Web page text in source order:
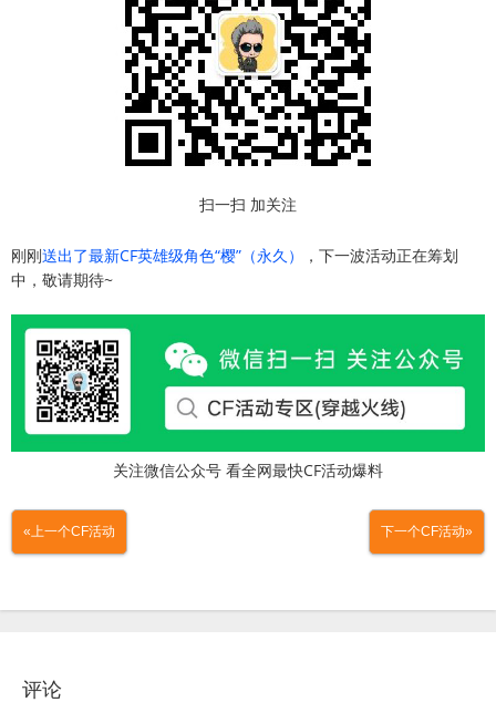
扫一扫 加关注
刚刚送出了最新CF英雄级角色“樱”（永久）
，下一波活动正在筹划
中，敬请期待~
关注微信公众号 看全网最快CF活动爆料
«上一个CF活动 下一个CF活动»
评论